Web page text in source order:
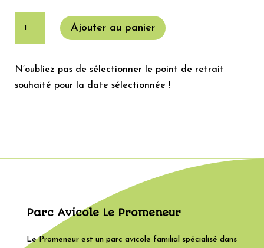
HN
ou
Ajouter au panier
N’oubliez pas de sélectionner le point de retrait
souhaité pour la date sélectionnée !
Parc Avicole Le Promeneur
Le Promeneur est un parc avicole familial spécialisé dans